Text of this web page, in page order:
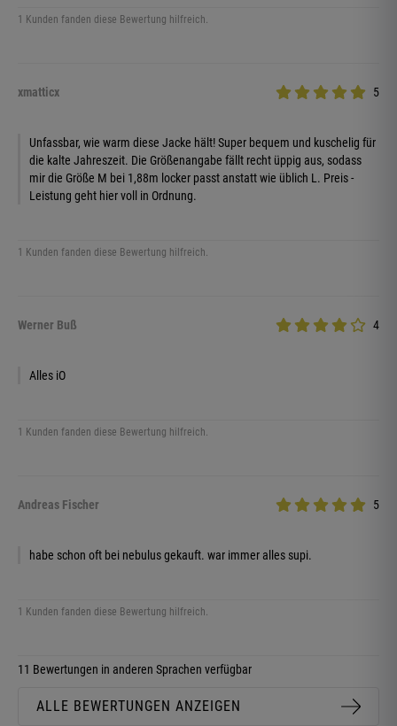
1 Kunden fanden diese Bewertung hilfreich.
xmatticx 5
Unfassbar, wie warm diese Jacke hält! Super bequem und kuschelig für
die kalte Jahreszeit. Die Größenangabe fällt recht üppig aus, sodass
mir die Größe M bei 1,88m locker passt anstatt wie üblich L. Preis -
Leistung geht hier voll in Ordnung.
1 Kunden fanden diese Bewertung hilfreich.
Werner Buß 4
Alles iO
1 Kunden fanden diese Bewertung hilfreich.
Andreas Fischer 5
habe schon oft bei nebulus gekauft. war immer alles supi.
1 Kunden fanden diese Bewertung hilfreich.
11 Bewertungen in anderen Sprachen verfügbar
ALLE BEWERTUNGEN ANZEIGEN